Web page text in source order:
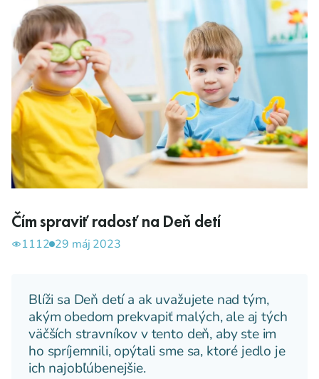
Čím spraviť radosť na Deň detí
1112 29 máj 2023
Blíži sa Deň detí a ak uvažujete nad tým,
akým obedom prekvapiť malých, ale aj tých
väčších stravníkov v tento deň, aby ste im
ho spríjemnili, opýtali sme sa, ktoré jedlo je
ich najobľúbenejšie.